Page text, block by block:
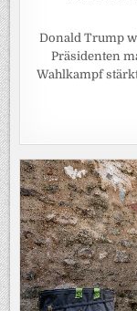
Donald Trump
Präsidenten
Wahlkampf